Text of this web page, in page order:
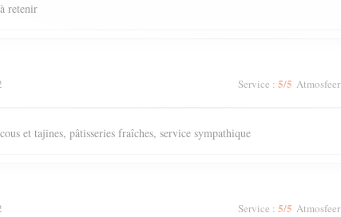
retenir
Service : 5/5 Atmosfeer
et tajines, pâtisseries fraîches, service sympathique
Service : 5/5 Atmosfeer